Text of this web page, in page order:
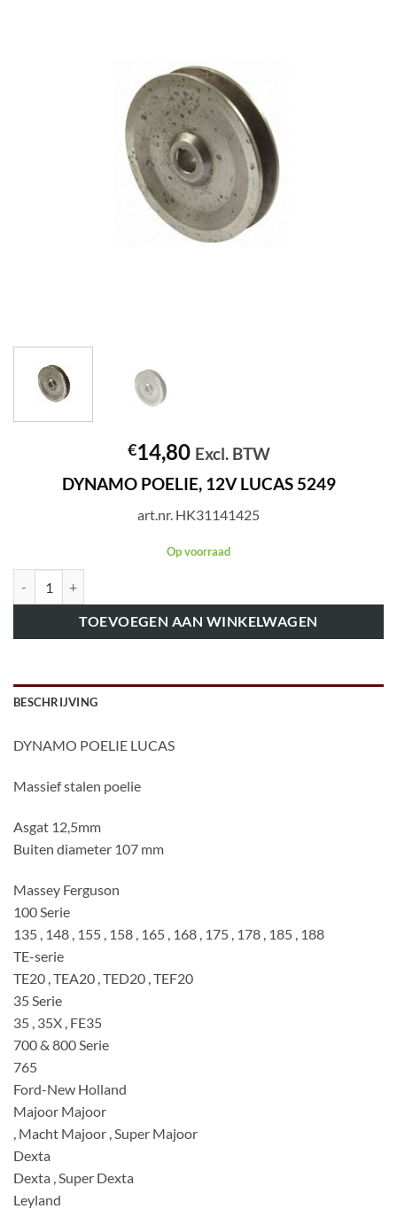
€14,80 Excl. BTW
DYNAMO POELIE, 12V LUCAS 5249
art.nr. HK31141425
Op voorraad
TOEVOEGEN AAN WINKELWAGEN
BESCHRIJVING
DYNAMO POELIE LUCAS
Massief stalen poelie
Asgat 12,5mm
Buiten diameter 107 mm
Massey Ferguson
100 Serie
135 , 148 , 155 , 158 , 165 , 168 , 175 , 178 , 185 , 188
TE-serie
TE20 , TEA20 , TED20 , TEF20
35 Serie
35 , 35X , FE35
700 & 800 Serie
765
Ford-New Holland
Majoor Majoor
, Macht Majoor , Super Majoor
Dexta
Dexta , Super Dexta
Leyland